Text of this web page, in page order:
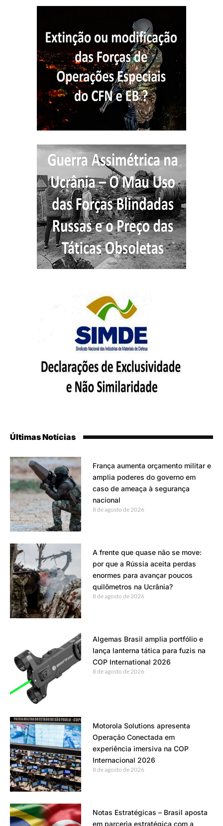
Últimas Notícias
França aumenta orçamento militar e
amplia poderes do governo em
caso de ameaça à segurança
nacional
8 de agosto de 2026
A frente que quase não se move:
por que a Rússia aceita perdas
enormes para avançar poucos
quilômetros na Ucrânia?
8 de agosto de 2026
Algemas Brasil amplia portfólio e
lança lanterna tática para fuzis na
COP International 2026
8 de agosto de 2026
Motorola Solutions apresenta
Operação Conectada em
experiência imersiva na COP
Internacional 2026
8 de agosto de 2026
Notas Estratégicas – Brasil aposta
em parceria estratégica com a